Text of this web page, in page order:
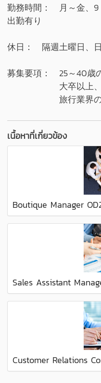
勤務時間： 月～金、9
出勤有り
休日： 隔週土曜日、
募集要項： 25～40歳
大卒以上、タイ
旅行業界の経
เนื้อหาที่เกี่ยวข้อง
Boutique Manager
Sales Assistant
Customer Relations